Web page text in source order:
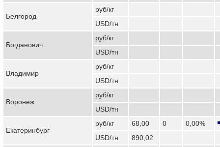
Белгород
руб/кг
USD/тн
Богданович
руб/кг
USD/тн
Владимир
руб/кг
USD/тн
Воронеж
руб/кг
USD/тн
Екатеринбург
руб/кг 68,00 0
0,00%
USD/тн
890,02